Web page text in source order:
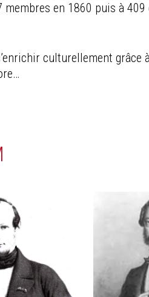
membres en 1860 puis à
culturellement grâce